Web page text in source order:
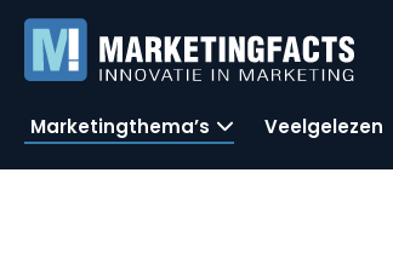
Marketingthema’s Veelgelezen